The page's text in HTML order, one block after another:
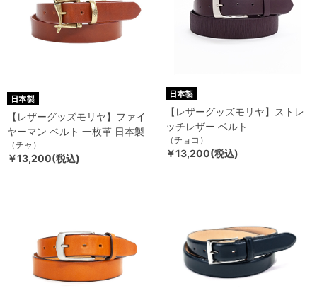
【レザーグッズモリヤ】ファイ
ヤーマン ベルト 一枚革 日本製
（チャ）
￥13,200(税込)
【レザーグッズモリヤ】ストレ
ッチレザー ベルト
（チョコ）
￥13,200(税込)